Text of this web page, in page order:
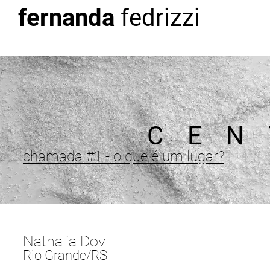
fernanda fedrizzi
sobre | about arte | art
C E N
chamada #1 - o que é um lugar?
Nathalia Dov
Rio Grande/RS